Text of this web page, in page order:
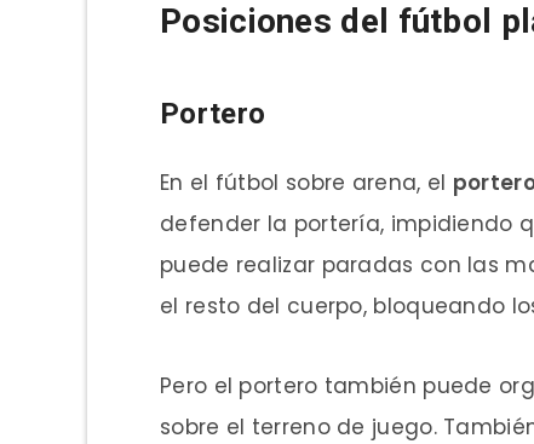
Posiciones del fútbol
Portero
En el fútbol sobre arena, el
defender la portería, impidiendo
puede realizar paradas con las
el resto del cuerpo, bloqueando
Pero el portero también puede
sobre el terreno de juego.